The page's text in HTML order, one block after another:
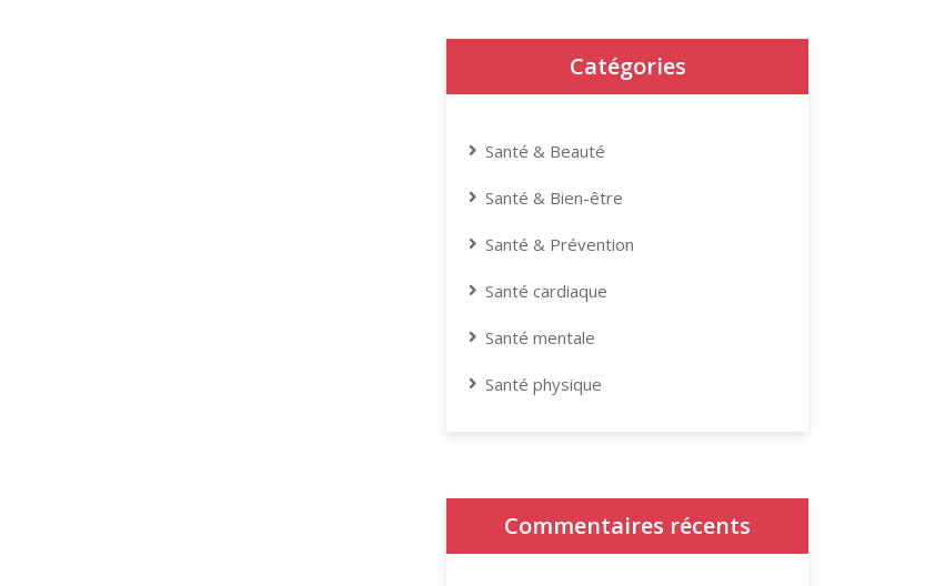
Catégories
Santé & Beauté
Santé & Bien-être
Santé & Prévention
Santé cardiaque
Santé mentale
Santé physique
Commentaires récents